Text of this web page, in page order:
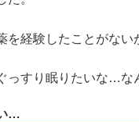
を経験したことがない
っすり眠りたいな…な
…